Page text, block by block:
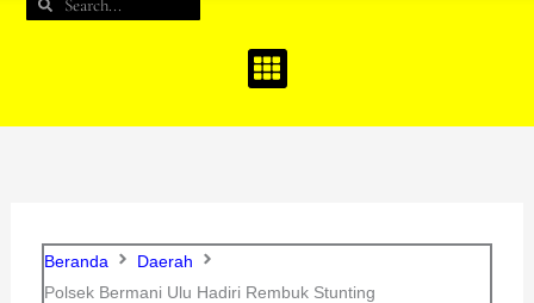
Beranda
Daerah
Polsek Bermani Ulu Hadiri Rembuk Stunting